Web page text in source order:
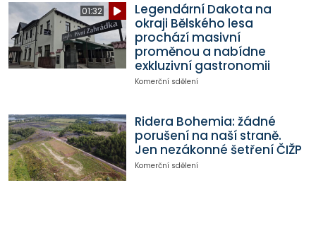
01:32
Legendární Dakota na
okraji Bělského lesa
prochází masivní
proměnou a nabídne
exkluzivní gastronomii
Komerční sdělení
Ridera Bohemia: žádné
porušení na naší straně.
Jen nezákonné šetření ČIŽP
Komerční sdělení